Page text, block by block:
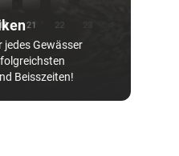
jedes Gewässer
Beisszeiten!